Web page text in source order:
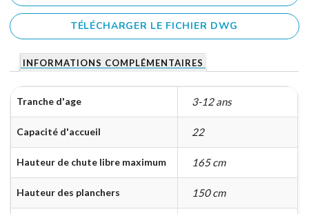
TÉLÉCHARGER LE FICHIER DWG
INFORMATIONS COMPLÉMENTAIRES
Tranche d'age 3-12 ans
Capacité d'accueil 22
Hauteur de chute libre maximum 165 cm
Hauteur des planchers 150 cm